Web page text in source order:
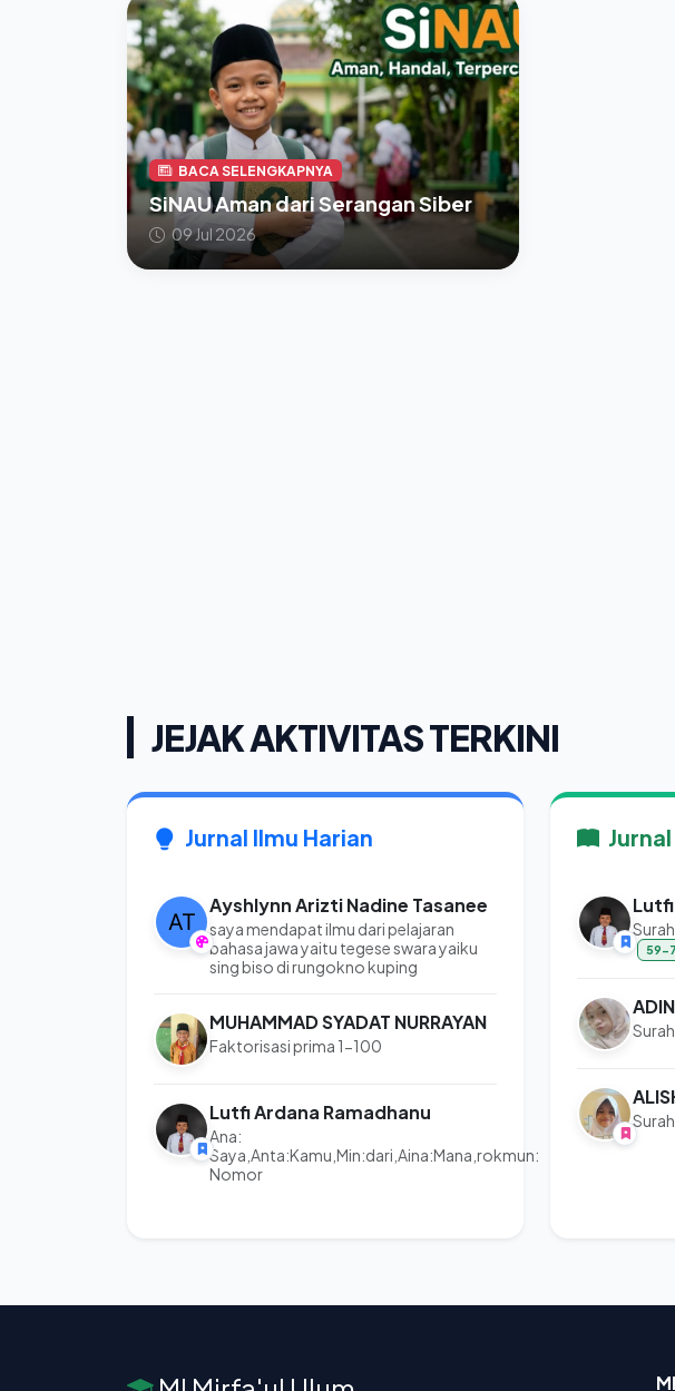
BACA SELENGKAPNYA
SiNAU Aman dari Serangan Siber
09 Jul 2026
JEJAK AKTIVITAS TERKINI
Jurnal Ilmu Harian
Ayshlynn Arizti Nadine Tasanee
saya mendapat ilmu dari pelajaran
bahasa jawa yaitu tegese swara yaiku
sing biso di rungokno kuping
MUHAMMAD SYADAT NURRAYAN
Faktorisasi prima 1-100
Lutfi Ardana Ramadhanu
Ana:
Saya,Anta:Kamu,Min:dari,Aina:Mana,rokmun:
Nomor
59-